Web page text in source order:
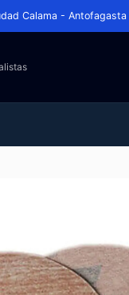
Calama -